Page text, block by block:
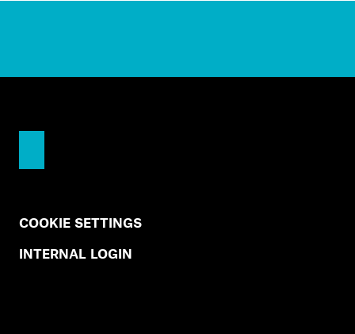
COOKIE SETTINGS
INTERNAL LOGIN